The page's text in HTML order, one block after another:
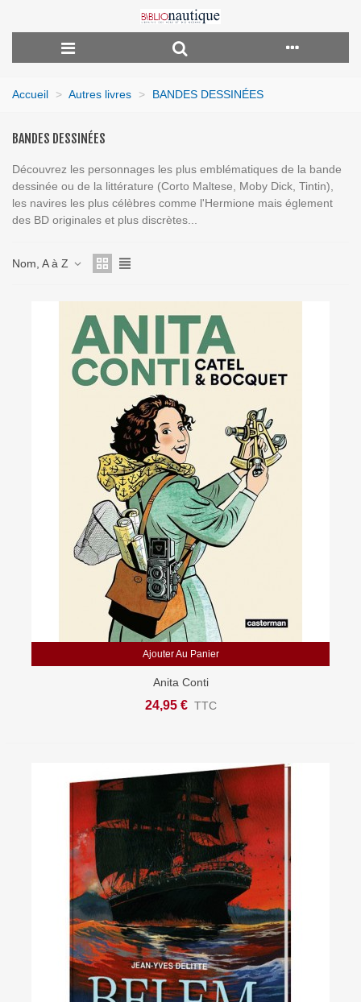
Accueil > Autres livres > BANDES DESSINÉES
BANDES DESSINÉES
Découvrez les personnages les plus emblématiques de la bande
dessinée ou de la littérature (Corto Maltese, Moby Dick, Tintin),
les navires les plus célèbres comme l'Hermione mais églement
des BD originales et plus discrètes...
Nom, A à Z
Ajouter Au Panier
Anita Conti
24,95 € TTC